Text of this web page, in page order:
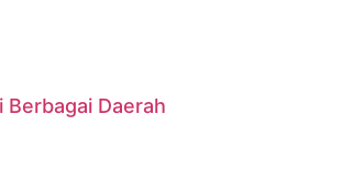
Daerah